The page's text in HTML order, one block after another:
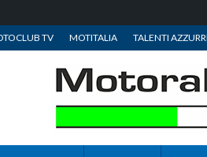
TV MOTITALIA TALENTI AZZURRI